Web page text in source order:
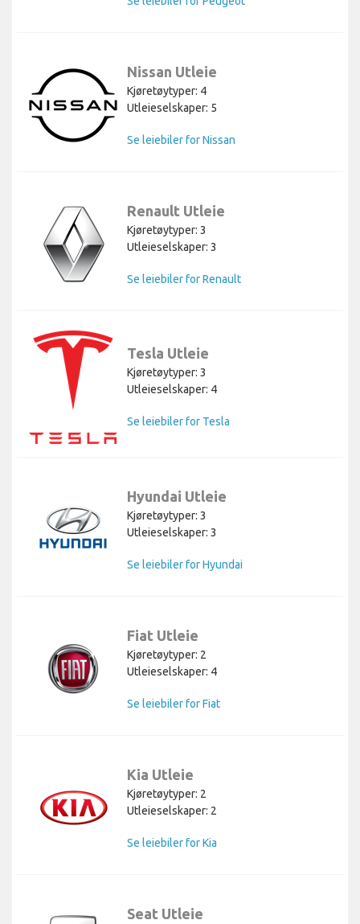
Nissan Utleie
Kjøretøytyper: 4
Utleieselskaper: 5
Se leiebiler for Nissan
Renault Utleie
Kjøretøytyper: 3
Utleieselskaper: 3
Se leiebiler for Renault
Tesla Utleie
Kjøretøytyper: 3
Utleieselskaper: 4
Se leiebiler for Tesla
Hyundai Utleie
Kjøretøytyper: 3
Utleieselskaper: 3
Se leiebiler for Hyundai
Fiat Utleie
Kjøretøytyper: 2
Utleieselskaper: 4
Se leiebiler for Fiat
Kia Utleie
Kjøretøytyper: 2
Utleieselskaper: 2
Se leiebiler for Kia
Seat Utleie